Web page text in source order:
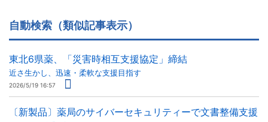
自動検索（類似記事表示）
東北6県薬、「災害時相互支援協定」締結
近さ生かし、迅速・柔軟な支援目指す
2026/5/19 16:57
〔新製品〕薬局のサイバーセキュリティーで文書整備支援